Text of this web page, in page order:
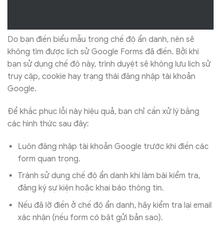
Do bạn điền biểu mẫu trong chế độ ẩn danh, nên sẽ
không tìm được lịch sử Google Forms đã điền. Bởi khi
bạn sử dụng chế độ này, trình duyệt sẽ không lưu lịch sử
truy cập, cookie hay trạng thái đăng nhập tài khoản
Google.
Để khắc phục lỗi này hiệu quả, bạn chỉ cần xử lý bằng
các hình thức sau đây:
Luôn đăng nhập tài khoản Google trước khi điền các
form quan trọng.
Tránh sử dụng chế độ ẩn danh khi làm bài kiểm tra,
đăng ký sự kiện hoặc khai báo thông tin.
Nếu đã lỡ điền ở chế độ ẩn danh, hãy kiểm tra lại email
xác nhận (nếu form có bật gửi bản sao).